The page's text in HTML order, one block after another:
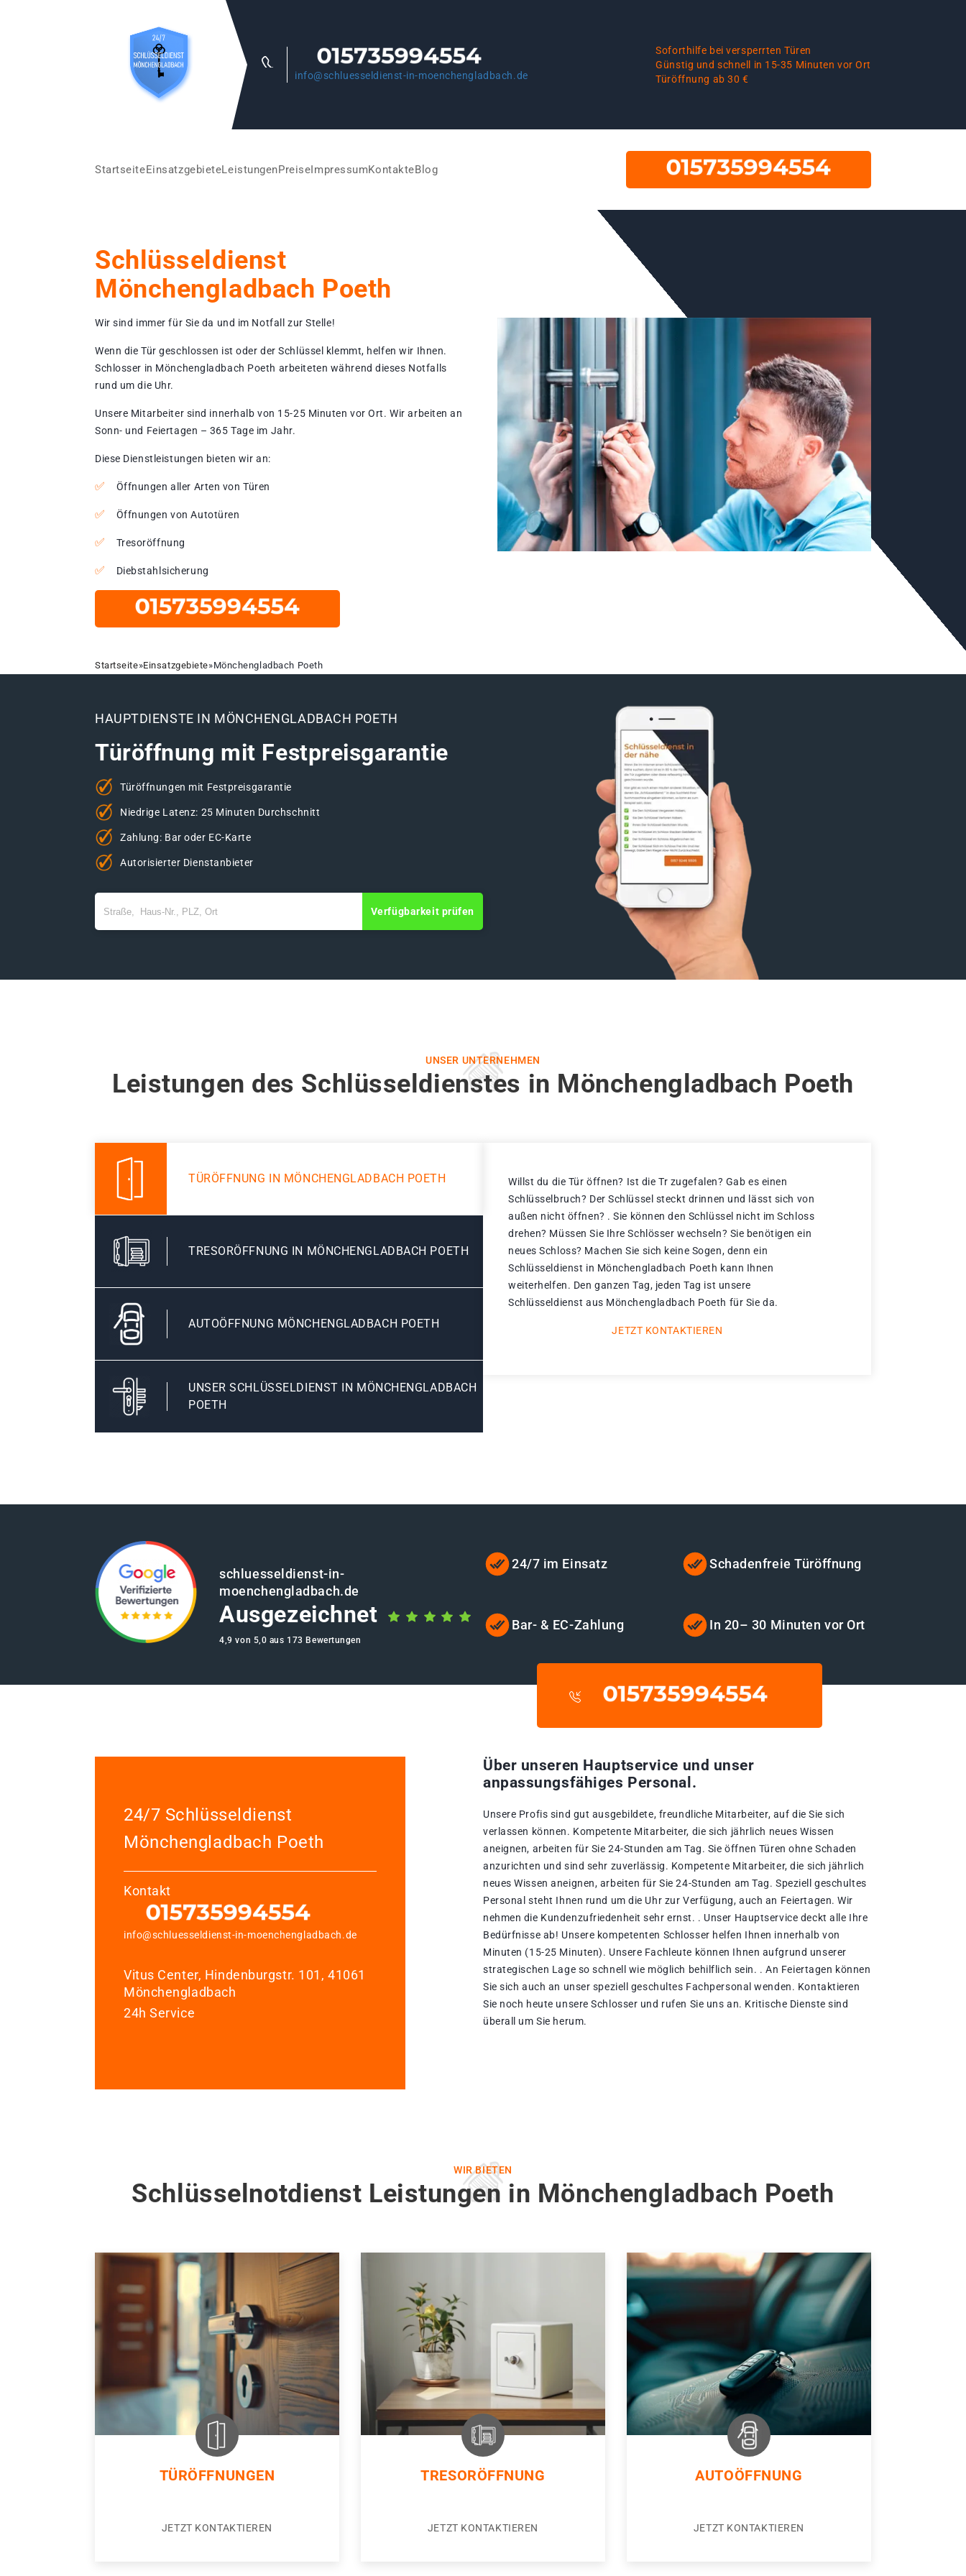
info@schluesseldienst-in-moenchengladbach.de
Soforthilfe bei versperrten Türen
Günstig und schnell in 15-35 Minuten vor Ort
Türöffnung ab 30 €
StartseiteEinsatzgebieteLeistungenPreiseImpressumKontakteBlog
Schlüsseldienst
Mönchengladbach Poeth
Wir sind immer für Sie da und im Notfall zur Stelle!
Wenn die Tür geschlossen ist oder der Schlüssel klemmt, helfen wir Ihnen.
Schlosser in Mönchengladbach Poeth arbeiteten während dieses Notfalls
rund um die Uhr.
Unsere Mitarbeiter sind innerhalb von 15-25 Minuten vor Ort. Wir arbeiten an
Sonn- und Feiertagen – 365 Tage im Jahr.
Diese Dienstleistungen bieten wir an:
Öffnungen aller Arten von Türen
Öffnungen von Autotüren
Tresoröffnung
Diebstahlsicherung
Startseite»Einsatzgebiete»Mönchengladbach Poeth
HAUPTDIENSTE IN MÖNCHENGLADBACH POETH
Türöffnung mit Festpreisgarantie
Türöffnungen mit Festpreisgarantie
Niedrige Latenz: 25 Minuten Durchschnitt
Zahlung: Bar oder EC-Karte
Autorisierter Dienstanbieter
Verfügbarkeit prüfen
UNSER UNTERNEHMEN
Leistungen des Schlüsseldienstes in Mönchengladbach Poeth
TÜRÖFFNUNG IN MÖNCHENGLADBACH POETH
TRESORÖFFNUNG IN MÖNCHENGLADBACH POETH
AUTOÖFFNUNG MÖNCHENGLADBACH POETH
UNSER SCHLÜSSELDIENST IN MÖNCHENGLADBACH
POETH
Willst du die Tür öffnen? Ist die Tr zugefalen? Gab es einen
Schlüsselbruch? Der Schlüssel steckt drinnen und lässt sich von
außen nicht öffnen? . Sie können den Schlüssel nicht im Schloss
drehen? Müssen Sie Ihre Schlösser wechseln? Sie benötigen ein
neues Schloss? Machen Sie sich keine Sogen, denn ein
Schlüsseldienst in Mönchengladbach Poeth kann Ihnen
weiterhelfen. Den ganzen Tag, jeden Tag ist unsere
Schlüsseldienst aus Mönchengladbach Poeth für Sie da.
JETZT KONTAKTIEREN
schluesseldienst-in-
moenchengladbach.de
Ausgezeichnet
4,9 von 5,0 aus 173 Bewertungen
24/7 im Einsatz Schadenfreie Türöffnung
Bar- & EC-Zahlung In 20– 30 Minuten vor Ort
24/7 Schlüsseldienst
Mönchengladbach Poeth
Kontakt
info@schluesseldienst-in-moenchengladbach.de
Vitus Center, Hindenburgstr. 101, 41061
Mönchengladbach
24h Service
Über unseren Hauptservice und unser
anpassungsfähiges Personal.
Unsere Profis sind gut ausgebildete, freundliche Mitarbeiter, auf die Sie sich
verlassen können. Kompetente Mitarbeiter, die sich jährlich neues Wissen
aneignen, arbeiten für Sie 24-Stunden am Tag. Sie öffnen Türen ohne Schaden
anzurichten und sind sehr zuverlässig. Kompetente Mitarbeiter, die sich jährlich
neues Wissen aneignen, arbeiten für Sie 24-Stunden am Tag. Speziell geschultes
Personal steht Ihnen rund um die Uhr zur Verfügung, auch an Feiertagen. Wir
nehmen die Kundenzufriedenheit sehr ernst. . Unser Hauptservice deckt alle Ihre
Bedürfnisse ab! Unsere kompetenten Schlosser helfen Ihnen innerhalb von
Minuten (15-25 Minuten). Unsere Fachleute können Ihnen aufgrund unserer
strategischen Lage so schnell wie möglich behilflich sein. . An Feiertagen können
Sie sich auch an unser speziell geschultes Fachpersonal wenden. Kontaktieren
Sie noch heute unsere Schlosser und rufen Sie uns an. Kritische Dienste sind
überall um Sie herum.
WIR BIETEN
Schlüsselnotdienst Leistungen in Mönchengladbach Poeth
TÜRÖFFNUNGEN
JETZT KONTAKTIEREN
TRESORÖFFNUNG
JETZT KONTAKTIEREN
AUTOÖFFNUNG
JETZT KONTAKTIEREN